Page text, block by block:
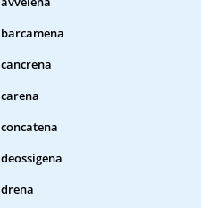
barcamena
cancrena
carena
concatena
deossigena
drena